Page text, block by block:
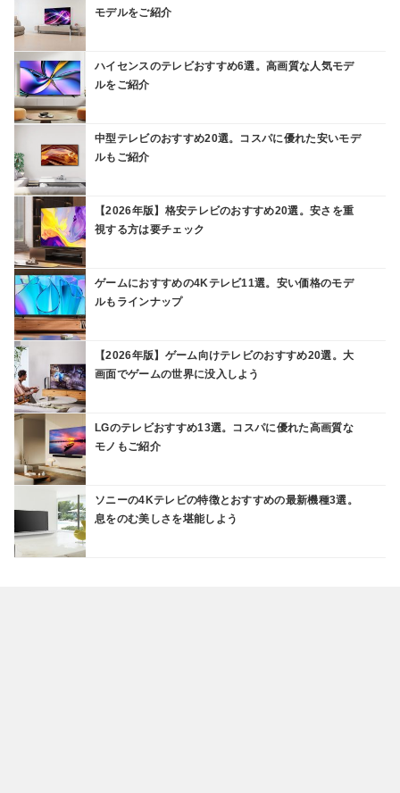
モデルをご紹介
ハイセンスのテレビおすすめ6選。高画質な人気モデ
ルをご紹介
中型テレビのおすすめ20選。コスパに優れた安いモデ
ルもご紹介
【2026年版】格安テレビのおすすめ20選。安さを重
視する方は要チェック
ゲームにおすすめの4Kテレビ11選。安い価格のモデ
ルもラインナップ
【2026年版】ゲーム向けテレビのおすすめ20選。大
画面でゲームの世界に没入しよう
LGのテレビおすすめ13選。コスパに優れた高画質な
モノもご紹介
ソニーの4Kテレビの特徴とおすすめの最新機種3選。
息をのむ美しさを堪能しよう